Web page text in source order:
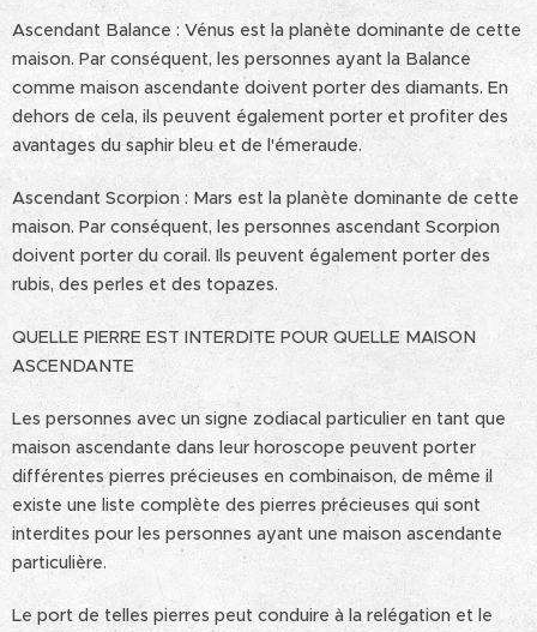
Ascendant Balance : Vénus est la planète dominante de cette
maison. Par conséquent, les personnes ayant la Balance
comme maison ascendante doivent porter des diamants. En
dehors de cela, ils peuvent également porter et profiter des
avantages du saphir bleu et de l'émeraude.
Ascendant Scorpion : Mars est la planète dominante de cette
maison. Par conséquent, les personnes ascendant Scorpion
doivent porter du corail. Ils peuvent également porter des
rubis, des perles et des topazes.
QUELLE PIERRE EST INTERDITE POUR QUELLE MAISON
ASCENDANTE
Les personnes avec un signe zodiacal particulier en tant que
maison ascendante dans leur horoscope peuvent porter
différentes pierres précieuses en combinaison, de même il
existe une liste complète des pierres précieuses qui sont
interdites pour les personnes ayant une maison ascendante
particulière.
Le port de telles pierres peut conduire à la relégation et le